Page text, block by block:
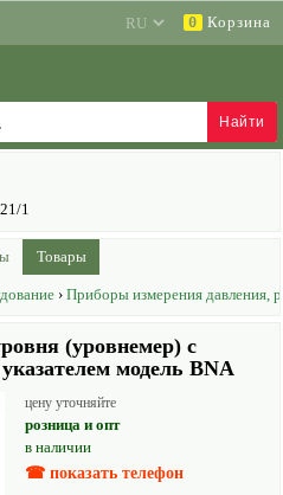
0 Корзина
1
Товары
› Приборы измерения давления,
(уровнемер) с
модель BNA
цену уточняйте
розница и опт
в наличии
☎ показать телефон